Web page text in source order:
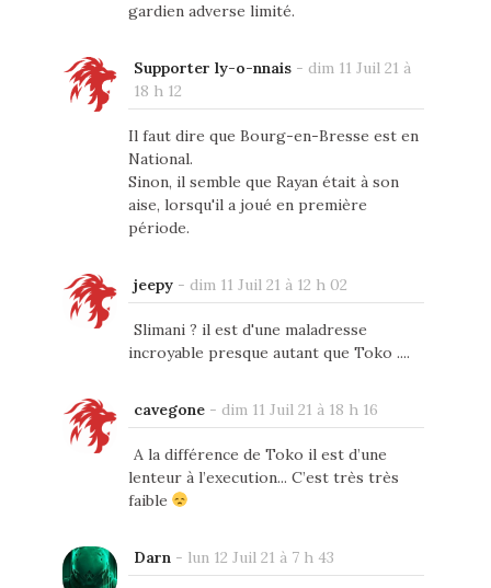
gardien adverse limité.
Supporter ly-o-nnais- dim 11 Juil 21 à
18 h 12
Il faut dire que Bourg-en-Bresse est en
National.
Sinon, il semble que Rayan était à son
aise, lorsqu'il a joué en première
période.
jeepy- dim 11 Juil 21 à 12 h 02
Slimani ? il est d'une maladresse
incroyable presque autant que Toko ....
cavegone- dim 11 Juil 21 à 18 h 16
A la différence de Toko il est d’une
lenteur à l’execution... C’est très très
faible
Darn- lun 12 Juil 21 à 7 h 43